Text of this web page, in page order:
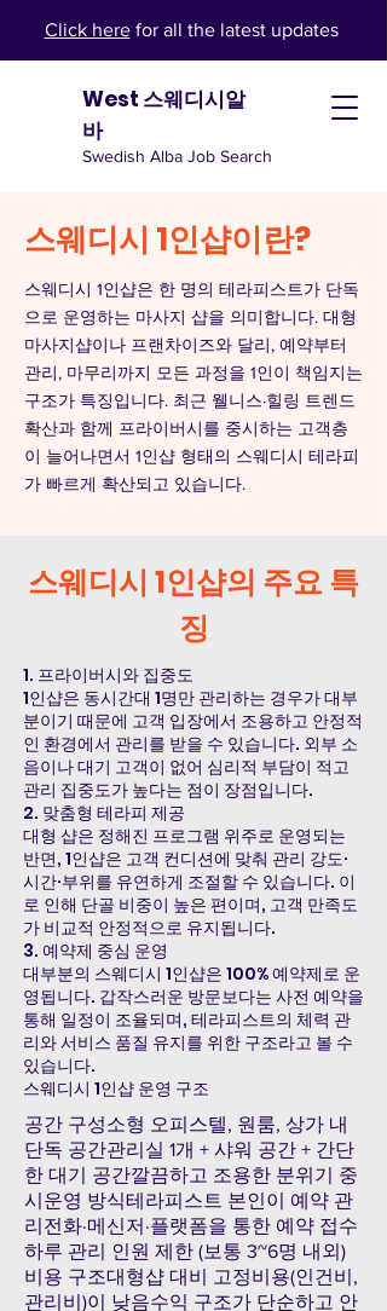
Click herefor all the latest updates
West 스웨디시알
바
Swedish Alba Job Search
스웨디시 1인샵이란?
스웨디시 1인샵은 한 명의 테라피스트가 단독
으로 운영하는 마사지 샵을 의미합니다. 대형
마사지샵이나 프랜차이즈와 달리, 예약부터
관리, 마무리까지 모든 과정을 1인이 책임지는
구조가 특징입니다. 최근 웰니스·힐링 트렌드
확산과 함께 프라이버시를 중시하는 고객층
이 늘어나면서 1인샵 형태의 스웨디시 테라피
가 빠르게 확산되고 있습니다.
스웨디시 1인샵의 주요 특
징
1. 프라이버시와 집중도
1인샵은 동시간대 1명만 관리하는 경우가 대부
분이기 때문에 고객 입장에서 조용하고 안정적
인 환경에서 관리를 받을 수 있습니다. 외부 소
음이나 대기 고객이 없어 심리적 부담이 적고
관리 집중도가 높다는 점이 장점입니다.
2. 맞춤형 테라피 제공
대형 샵은 정해진 프로그램 위주로 운영되는
반면, 1인샵은 고객 컨디션에 맞춰 관리 강도·
시간·부위를 유연하게 조절할 수 있습니다. 이
로 인해 단골 비중이 높은 편이며, 고객 만족도
가 비교적 안정적으로 유지됩니다.
3. 예약제 중심 운영
대부분의 스웨디시 1인샵은 100% 예약제로 운
영됩니다. 갑작스러운 방문보다는 사전 예약을
통해 일정이 조율되며, 테라피스트의 체력 관
리와 서비스 품질 유지를 위한 구조라고 볼 수
있습니다.
스웨디시 1인샵 운영 구조
공간 구성소형 오피스텔, 원룸, 상가 내
단독 공간관리실 1개 + 샤워 공간 + 간단
한 대기 공간깔끔하고 조용한 분위기 중
시운영 방식테라피스트 본인이 예약 관
리전화·메신저·플랫폼을 통한 예약 접수
하루 관리 인원 제한 (보통 3~6명 내외)
비용 구조대형샵 대비 고정비용(인건비,
관리비)이 낮음수익 구조가 단순하고 안